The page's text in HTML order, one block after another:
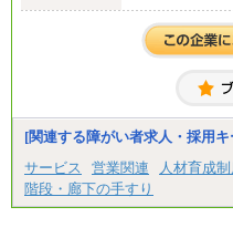
[関連する障がい者求人・採用
サービス
営業関連 人材育成
階段・廊下の手すり